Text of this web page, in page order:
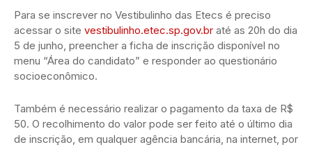
Para se inscrever no Vestibulinho das Etecs é preciso
acessar o site vestibulinho.etec.sp.gov.br até as 20h do dia
5 de junho, preencher a ficha de inscrição disponível no
menu “Área do candidato” e responder ao questionário
socioeconômico.
Também é necessário realizar o pagamento da taxa de R$
50. O recolhimento do valor pode ser feito até o último dia
de inscrição, em qualquer agência bancária, na internet, por